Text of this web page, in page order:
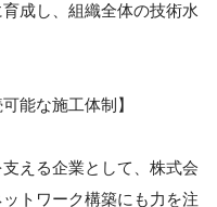
成し、組織全体の技術水
能な施工体制】
える企業として、株式会
トワーク構築にも力を注